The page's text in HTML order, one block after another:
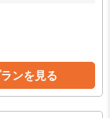
ンを見る